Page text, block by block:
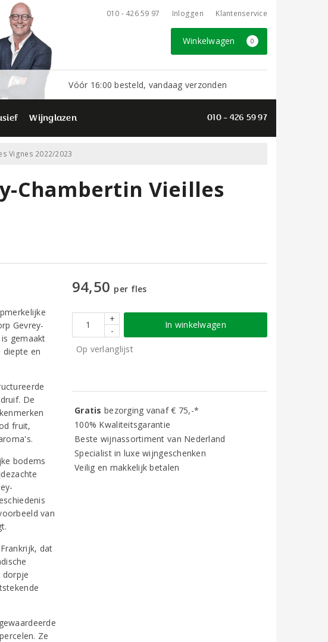
010 - 426 59 97 Inloggen Klantenservice
Winkelwagen 0
Vóór 16:00 besteld, vandaag verzonden
Wijnglazen 010 - 426 59 97
Vignes 2022/2023
Chambertin Vieilles
Gevrey-
gemaakt
diepte en
De
fruit,
bodems
van
dat
dorpje
Ze
94,50 per fles
+
-
In winkelwagen
Op verlanglijst
Gratisbezorging vanaf € 75,-*
100% Kwaliteitsgarantie
Beste wijnassortiment van Nederland
Specialist in luxe wijngeschenken
Veilig en makkelijk betalen